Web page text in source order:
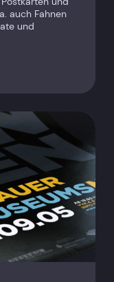
auch Fahnen
und